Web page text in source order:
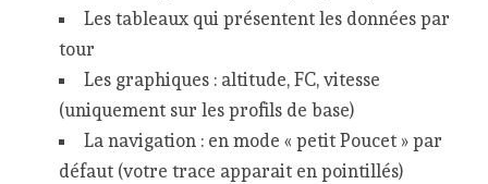
Les tableaux qui présentent les données par
tour
Les graphiques : altitude, FC, vitesse
(uniquement sur les profils de base)
La navigation : en mode « petit Poucet » par
défaut (votre trace apparait en pointillés)